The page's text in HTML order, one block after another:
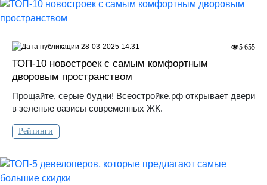
ТОП-10 новостроек с самым комфортным
дворовым пространством
Прощайте, серые будни! Всеостройке.рф открывает двери
в зеленые оазисы современных ЖК.
Рейтинги
5 655
28-03-2025 14:31